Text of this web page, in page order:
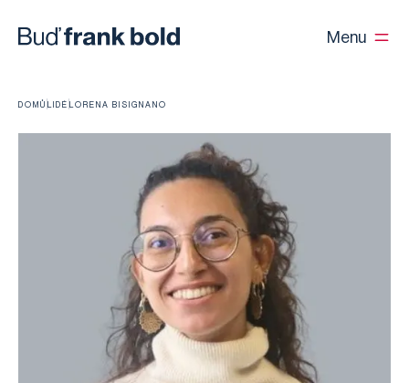
Menu
DOMŮ LIDÉ LORENA BISIGNANO